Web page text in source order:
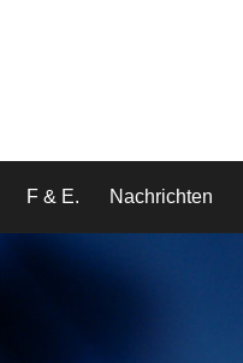
F & E. Nachrichten